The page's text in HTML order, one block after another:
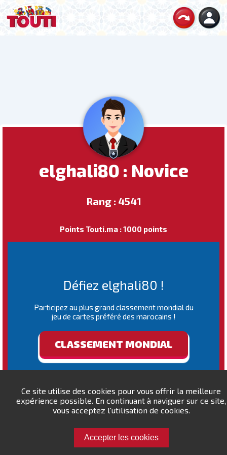
Ce site utilise des cookies pour vous offrir la meilleure
expérience possible. En continuant à naviguer sur ce site,
vous acceptez l'utilisation de cookies.
Accepter les cookies
elghali80 : Novice
Rang : 4541
Points Touti.ma : 1000 points
Défiez elghali80 !
Participez au plus grand classement mondial du
jeu de cartes préféré des marocains !
CLASSEMENT MONDIAL